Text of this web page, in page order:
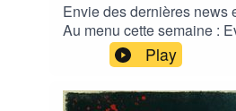
Envie des dernières news
Au menu cette semaine :
4, Hocus Pocus 3, SOS
et plein d'autres actus
streaming, vod, livres, jeux,
:
Play